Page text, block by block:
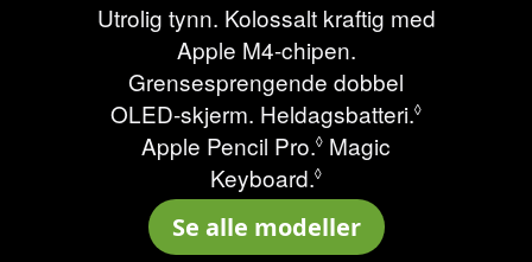
Utrolig tynn. Kolossalt kraftig med
Apple M4-chipen.
Grensesprengende dobbel
OLED‑skjerm. Heldags­batteri.◊
Apple Pencil Pro.◊ Se juridiske
Magic
Keyboard.◊
Se alle modeller